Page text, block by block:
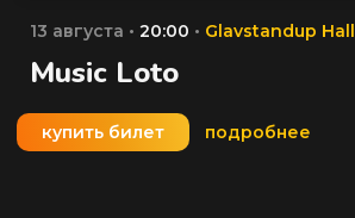
13 августа • 20:00 • Glavstandup Hall
Music Loto
купить билет подробнее